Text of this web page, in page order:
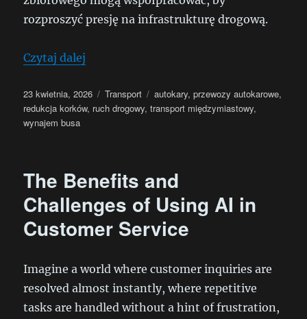
rozproszyć presję na infrastrukturę drogową.
Czytaj dalej
Data
publikacji
23 kwietnia, 2026 Kategorie
Transport Tagi
autokary,przewozy autokarowe,
redukcja korków, ruch drogowy,transport międzymiastowy,
wynajem busa
The Benefits and
Challenges of Using AI in
Customer Service
Imagine a world where customer inquiries are
resolved almost instantly, where repetitive
tasks are handled without a hint of frustration,